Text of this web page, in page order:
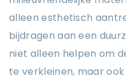
alleen esthetisch
bijdragen aan een
niet alleen helpen om
te verkleinen, maar